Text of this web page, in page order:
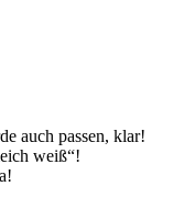
auch passen, klar!
weiß“!